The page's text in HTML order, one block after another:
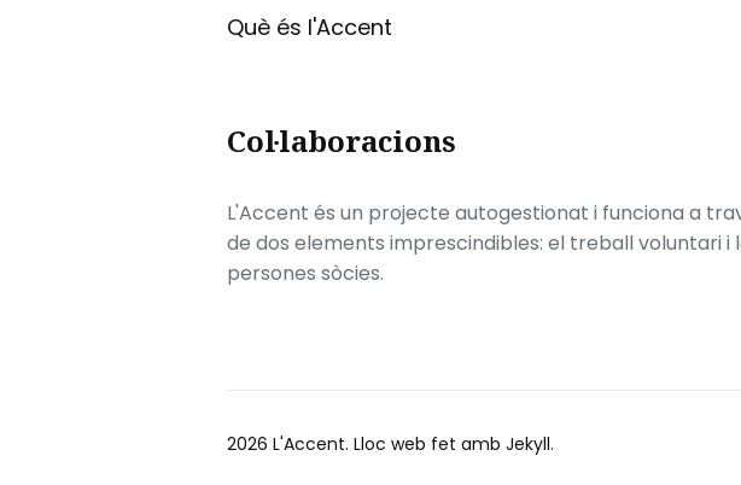
Què és l'Accent
Col·laboracions
L'Accent és un projecte autogestionat i funciona a
de dos elements imprescindibles: el treball voluntari i
persones sòcies.
2026 L'Accent. Lloc web fet amb Jekyll.